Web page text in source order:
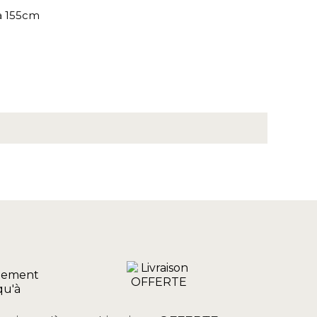
155cm